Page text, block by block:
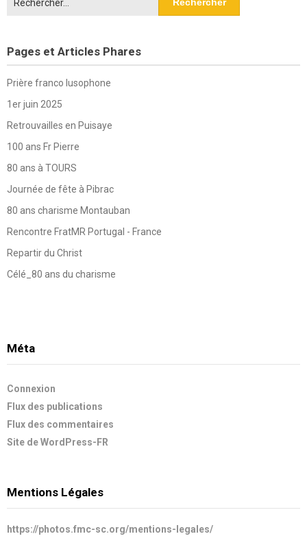
Pages et Articles Phares
Prière franco lusophone
1er juin 2025
Retrouvailles en Puisaye
100 ans Fr Pierre
80 ans à TOURS
Journée de fête à Pibrac
80 ans charisme Montauban
Rencontre FratMR Portugal - France
Repartir du Christ
Célé_80 ans du charisme
Méta
Connexion
Flux des publications
Flux des commentaires
Site de WordPress-FR
Mentions Légales
https://photos.fmc-sc.org/mentions-legales/